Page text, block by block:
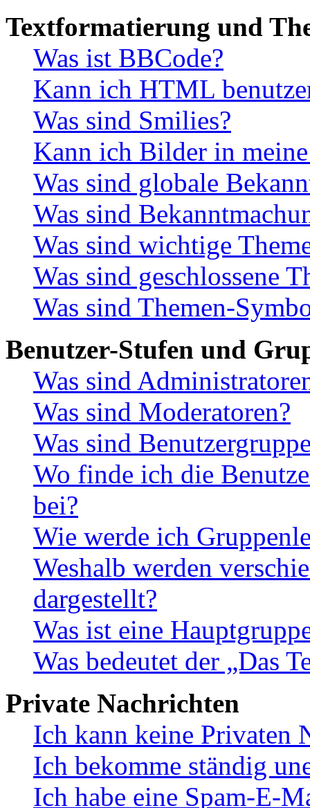
Textformatierung und
Was ist BBCode?
Kann ich HTML
Was sind Smilies?
Kann ich Bilder in
Was sind globale
Was sind
Was sind wichtige
Was sind geschlossene
Was sind Themen-
Benutzer-Stufen und
Was sind
Was sind Moderatoren?
Was sind
Wo finde ich die
bei?
Wie werde ich
Weshalb werden
dargestellt?
Was ist eine
Was bedeutet der „Das
Private Nachrichten
Ich kann keine Privaten
Ich bekomme ständig
Ich habe eine Spam-E-